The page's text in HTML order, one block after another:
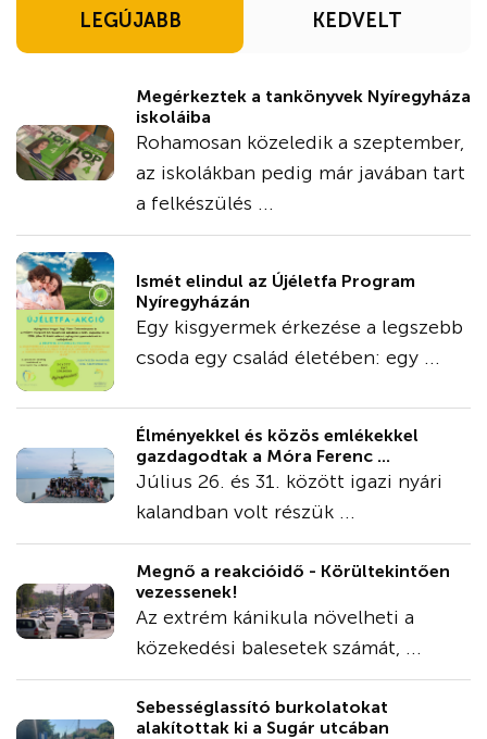
LEGÚJABB KEDVELT
Megérkeztek a tankönyvek Nyíregyháza
iskoláiba
Rohamosan közeledik a szeptember,
az iskolákban pedig már javában tart
a felkészülés ...
Ismét elindul az Újéletfa Program
Nyíregyházán
Egy kisgyermek érkezése a legszebb
csoda egy család életében: egy ...
Élményekkel és közös emlékekkel
gazdagodtak a Móra Ferenc ...
Július 26. és 31. között igazi nyári
kalandban volt részük ...
Megnő a reakcióidő - Körültekintően
vezessenek!
Az extrém kánikula növelheti a
közekedési balesetek számát, ...
Sebességlassító burkolatokat
alakítottak ki a Sugár utcában